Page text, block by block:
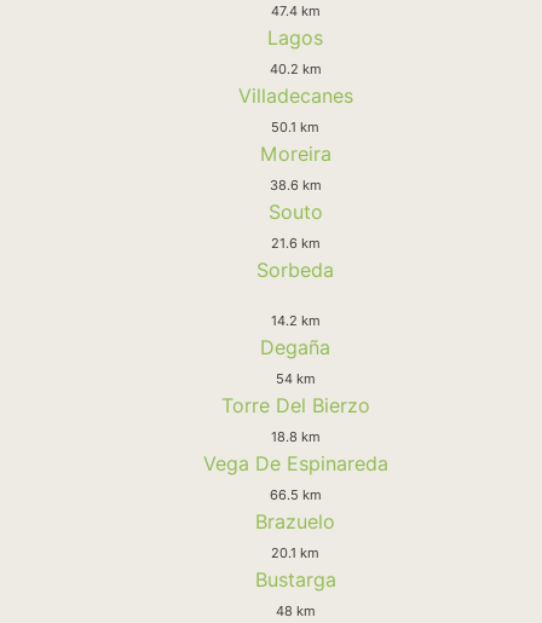
47.4 km
Lagos
40.2 km
Villadecanes
50.1 km
Moreira
38.6 km
Souto
21.6 km
Sorbeda
14.2 km
Degaña
54 km
Torre Del Bierzo
18.8 km
Vega De Espinareda
66.5 km
Brazuelo
20.1 km
Bustarga
48 km